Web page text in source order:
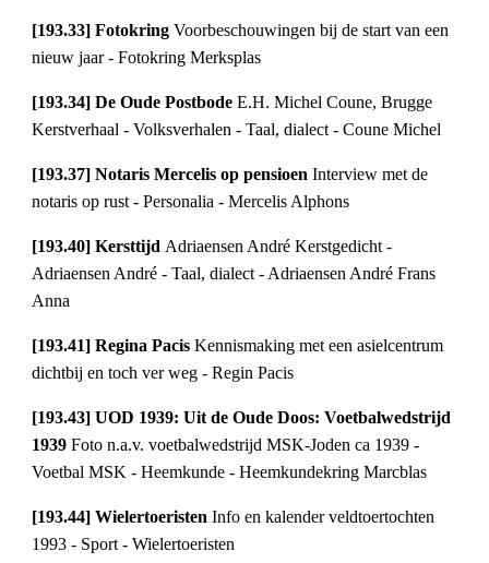
[193.33] Fotokring Voorbeschouwingen bij de start van een
nieuw jaar - Fotokring Merksplas
[193.34] De Oude Postbode E.H. Michel Coune, Brugge
Kerstverhaal - Volksverhalen - Taal, dialect - Coune Michel
[193.37] Notaris Mercelis op pensioen Interview met de
notaris op rust - Personalia - Mercelis Alphons
[193.40] Kersttijd Adriaensen André Kerstgedicht -
Adriaensen André - Taal, dialect - Adriaensen André Frans
Anna
[193.41] Regina Pacis Kennismaking met een asielcentrum
dichtbij en toch ver weg - Regin Pacis
[193.43] UOD 1939: Uit de Oude Doos: Voetbalwedstrijd
1939 Foto n.a.v. voetbalwedstrijd MSK-Joden ca 1939 -
Voetbal MSK - Heemkunde - Heemkundekring Marcblas
[193.44] Wielertoeristen Info en kalender veldtoertochten
1993 - Sport - Wielertoeristen